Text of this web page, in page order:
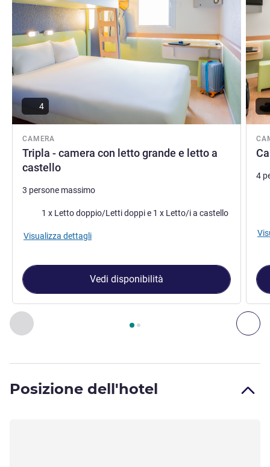
Precedente - Camera
Pagina , Camera 1 : Tripla - camera con letto grande e
CAMERA
Tripla - camera con letto grande e letto a
castello
4
3 persone massimo
Biancheria da letto 1 x Letto doppio/Letti doppi e 1 x Letto/i a castello
Visualizza dettagli
Vedi disponibilità
4
Posizione dell'hotel